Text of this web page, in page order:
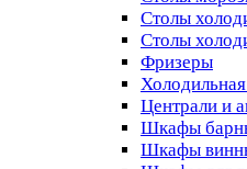
Столы
Столы
Фризеры
Централи и
Шкафы
Шкафы